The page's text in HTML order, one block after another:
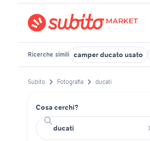
Ricerche simili camper ducato usato
Subito Fotografia ducati
Cosa cerchi?